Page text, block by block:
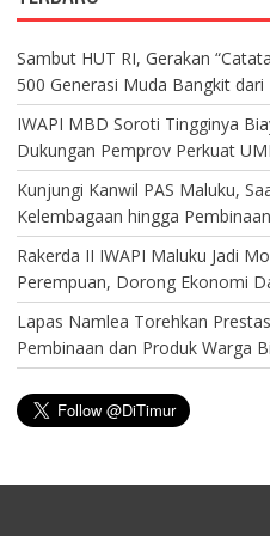
Sambut HUT RI, Gerakan
500 Generasi Muda Bangkit dari
IWAPI MBD Soroti Tingginya
Dukungan Pemprov Perkuat
Kunjungi Kanwil PAS Maluku,
Kelembagaan hingga
Rakerda II IWAPI Maluku Jadi
Perempuan, Dorong Ekonomi
Lapas Namlea Torehkan
Pembinaan dan Produk Warga